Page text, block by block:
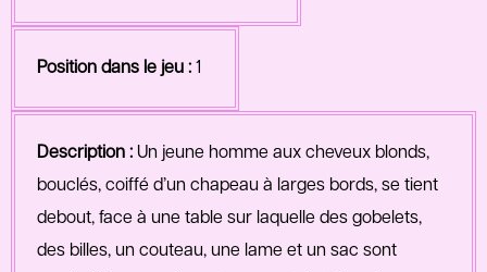
Position dans le jeu : 1
Description : Un jeune homme aux cheveux blonds,
bouclés, coiffé d’un chapeau à larges bords, se tient
debout, face à une table sur laquelle des gobelets,
des billes, un couteau, une lame et un sac sont